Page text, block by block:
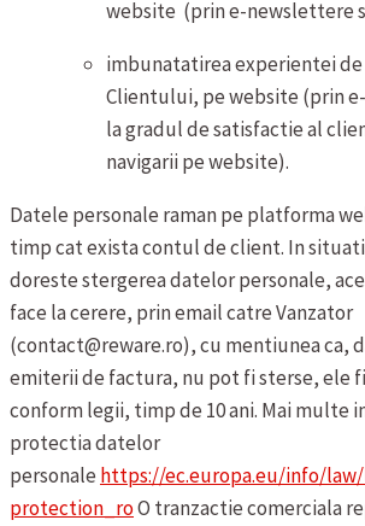
website (prin e-newslettere
imbunatatirea experientei de
Clientului, pe website (prin
la gradul de satisfactie al
navigarii pe website).
Datele personale raman pe platforma
timp cat exista contul de client. In
doreste stergerea datelor personale,
face la cerere, prin email catre Vanzator
(contact@reware.ro), cu mentiunea ca,
emiterii de factura, nu pot fi sterse, ele
conform legii, timp de 10 ani. Mai multe
protectia datelor
personale https://ec.europa.eu/info/
protection_roO tranzactie comerciala